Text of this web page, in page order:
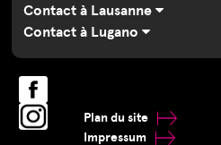
Contact à Lausanne
Contact à Lugano
Plan du site
Impressum